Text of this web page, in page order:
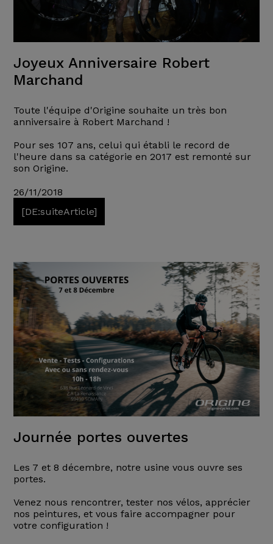
Joyeux Anniversaire Robert
Marchand
Toute l'équipe d'Origine souhaite un très bon
anniversaire à Robert Marchand !
Pour ses 107 ans, celui qui établi le record de
l'heure dans sa catégorie en 2017 est remonté sur
son Origine.
26/11/2018
[DE:suiteArticle]
Journée portes ouvertes
Les 7 et 8 décembre, notre usine vous ouvre ses
portes.
Venez nous rencontrer, tester nos vélos, apprécier
nos peintures, et vous faire accompagner pour
votre configuration !